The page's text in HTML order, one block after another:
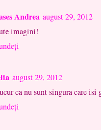
Andrea august 29, 2012
imagini!
august 29, 2012
ca nu sunt singura care